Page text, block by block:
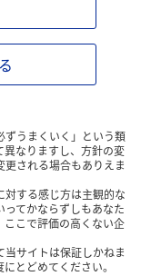
ずうまくいく」という類
なりますし、方針の変
される場合もありえま
対する感じ方は主観的な
てかならずしもあなた
こで評価の高くない企
サイトは保証しかねま
とどめてください。